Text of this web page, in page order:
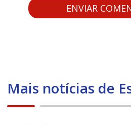
Mais notícias de